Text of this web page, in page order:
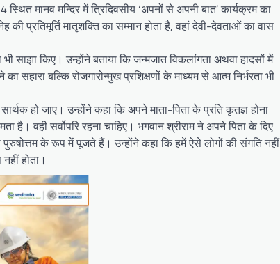
मानव मन्दिर में त्रिदिवसीय ‘अपनों से अपनी बात’ कार्यक्रम का
प्रतिमूर्ति मातृशक्ति का सम्मान होता है, वहां देवी-देवताओं का वास
किए। उन्होंने बताया कि जन्मजात विकलांगता अथवा हादसों में
बल्कि रोजगारोन्मुख प्रशिक्षणों के माध्यम से आत्म निर्भरता भी
हो जाए। उन्होंने कहा कि अपने माता-पिता के प्रति कृतज्ञ होना
है। वही सर्वोपरि रहना चाहिए। भगवान श्रीराम ने अपने पिता के दिए
के रूप में पूजते हैं। उन्होंने कहा कि हमें ऐसे लोगों की संगति नहीं
होता।